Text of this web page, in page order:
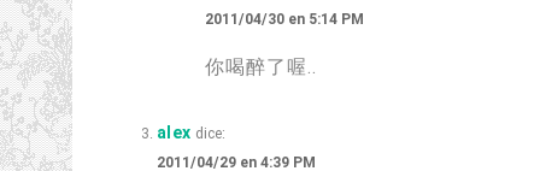
2011/04/30 en 5:14 PM
你喝醉了喔..
alex dice:
2011/04/29 en 4:39 PM